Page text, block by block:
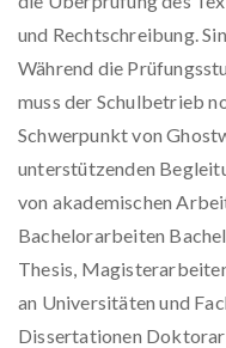
und Rechtschreibung.
Während die
muss der Schulbetrieb
Schwerpunkt von
unterstützenden
von akademischen
Bachelorarbeiten
Thesis,
an Universitäten und
Dissertationen